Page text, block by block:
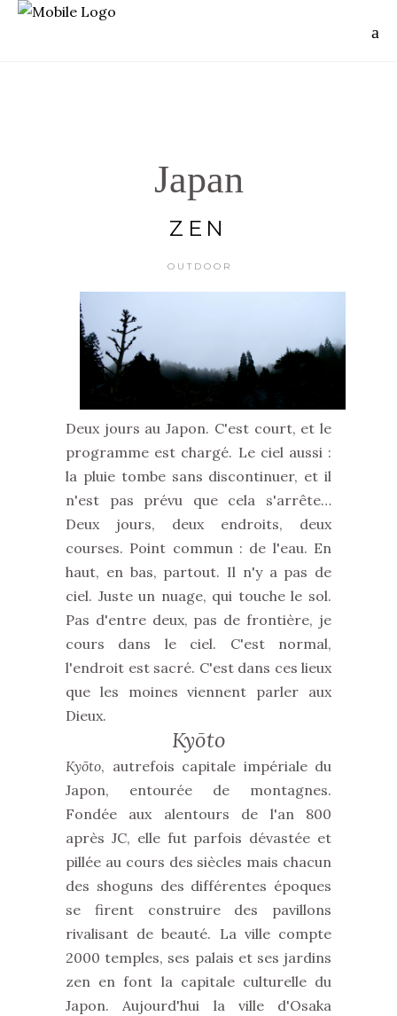
Japan
ZEN
OUTDOOR
Deux jours au Japon. C'est court, et le
programme est chargé. Le ciel aussi :
la pluie tombe sans discontinuer, et il
n'est pas prévu que cela s'arrête…
Deux jours, deux endroits, deux
courses. Point commun : de l'eau. En
haut, en bas, partout. Il n'y a pas de
ciel. Juste un nuage, qui touche le sol.
Pas d'entre deux, pas de frontière, je
cours dans le ciel. C'est normal,
l'endroit est sacré. C'est dans ces lieux
que les moines viennent parler aux
Dieux.
Kyōto
Kyōto, autrefois capitale impériale du
Japon, entourée de montagnes.
Fondée aux alentours de l'an 800
après JC, elle fut parfois dévastée et
pillée au cours des siècles mais chacun
des shoguns des différentes époques
se firent construire des pavillons
rivalisant de beauté. La ville compte
2000 temples, ses palais et ses jardins
zen en font la capitale culturelle du
Japon. Aujourd'hui la ville d'Osaka